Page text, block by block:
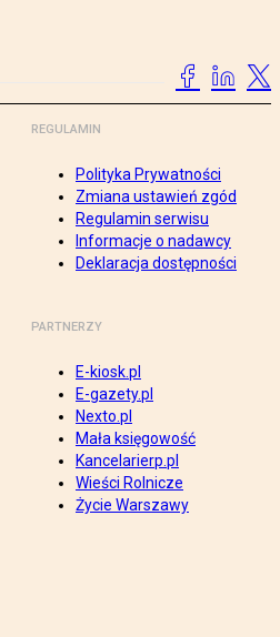
REGULAMIN
Polityka Prywatności
Zmiana ustawień zgód
Regulamin serwisu
Informacje o nadawcy
Deklaracja dostępności
PARTNERZY
E-kiosk.pl
E-gazety.pl
Nexto.pl
Mała księgowość
Kancelarierp.pl
Wieści Rolnicze
Życie Warszawy